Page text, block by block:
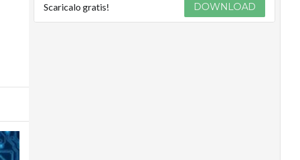
Scaricalo gratis! DOWNLOAD